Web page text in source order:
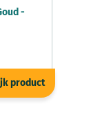
-
product